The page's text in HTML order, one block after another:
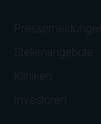
Pressemeldungen
Stellenangebote
Kliniken
Investoren